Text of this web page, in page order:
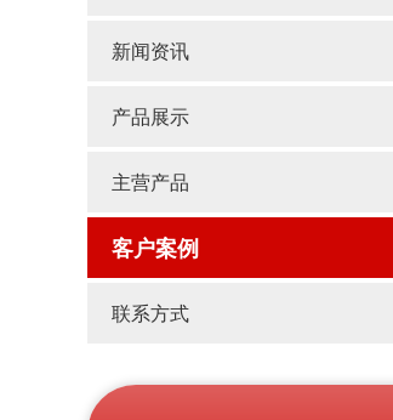
新闻资讯
产品展示
主营产品
客户案例
联系方式